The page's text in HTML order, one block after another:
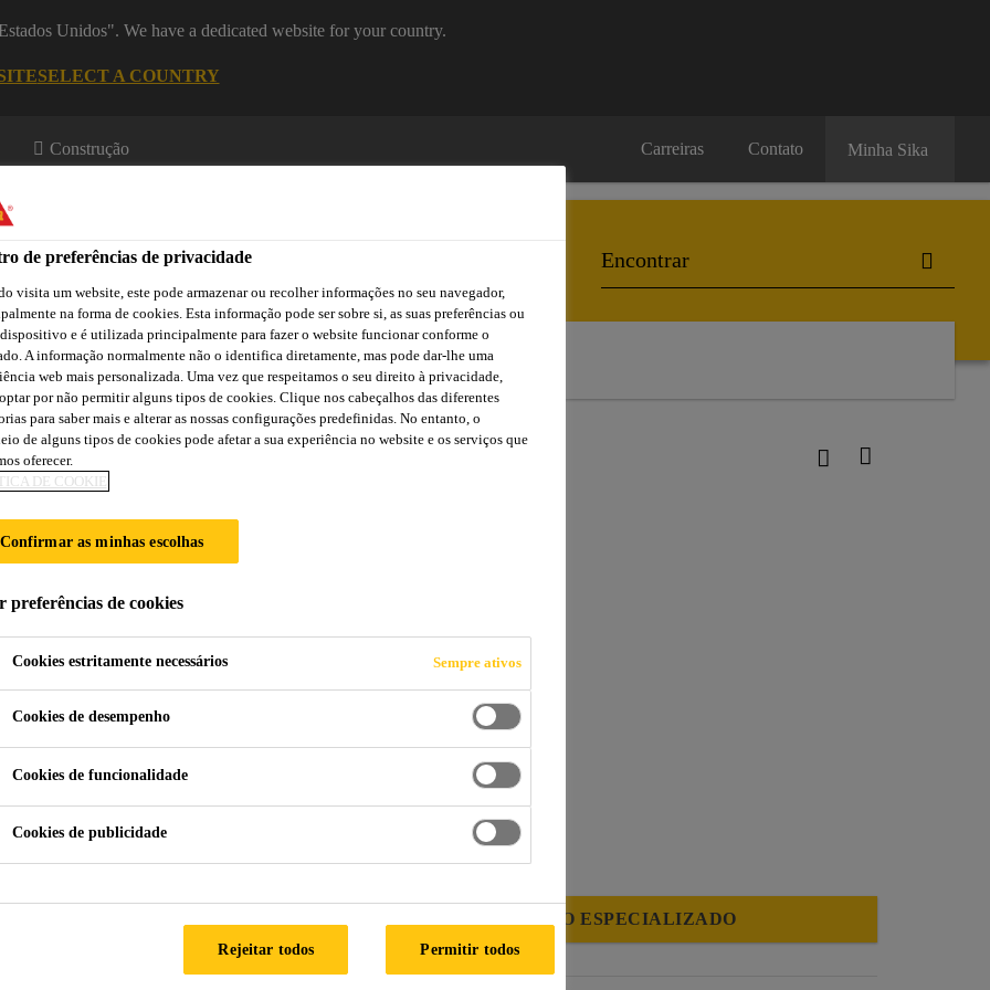
Unidos". We have a dedicated website for your country.
SELECT A COUNTRY
Construção Carreiras Contato Minha Sika
Downloads Atendimento Técnico Atendimento Comercial
512
industriais.
como carga adicional ao
linha Sikafloor® para pisos
em revestimentos de base epóxi e poliuretano
ATENDIMENTO ESPECIALIZADO
de preferências de privacidade
visita um website, este pode armazenar ou recolher informações no seu navegador,
na forma de cookies. Esta informação pode ser sobre si, as suas preferências ou
e é utilizada principalmente para fazer o website funcionar conforme o
A informação normalmente não o identifica diretamente, mas pode dar-lhe uma
web mais personalizada. Uma vez que respeitamos o seu direito à privacidade,
por não permitir alguns tipos de cookies. Clique nos cabeçalhos das diferentes
para saber mais e alterar as nossas configurações predefinidas. No entanto, o
de alguns tipos de cookies pode afetar a sua experiência no website e os serviços que
oferecer.
DE COOKIE
Confirmar as minhas escolhas
preferências de cookies
Cookies estritamente necessários Sempre ativos
Cookies de desempenho
Cookies de funcionalidade
Cookies de publicidade
Rejeitar todos Permitir todos